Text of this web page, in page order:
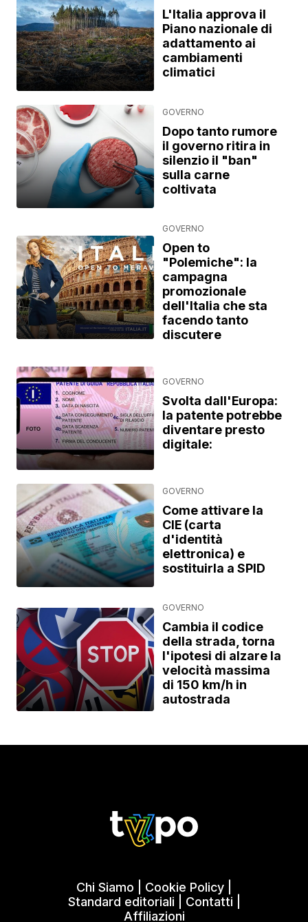
L'Italia approva il
Piano nazionale di
adattamento ai
cambiamenti
climatici
GOVERNO
Dopo tanto rumore
il governo ritira in
silenzio il "ban"
sulla carne
coltivata
GOVERNO
Open to
"Polemiche": la
campagna
promozionale
dell'Italia che sta
facendo tanto
discutere
GOVERNO
Svolta dall'Europa:
la patente potrebbe
diventare presto
digitale:
GOVERNO
Come attivare la
CIE (carta
d'identità
elettronica) e
sostituirla a SPID
GOVERNO
Cambia il codice
della strada, torna
l'ipotesi di alzare la
velocità massima
di 150 km/h in
autostrada
Chi Siamo Cookie Policy
Standard editoriali
Contatti
Affiliazioni